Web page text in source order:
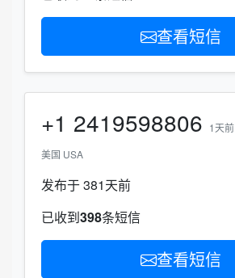
查看短信
+1 2419598806 1天前
美国 USA
发布于 381天前
已收到398条短信
查看短信